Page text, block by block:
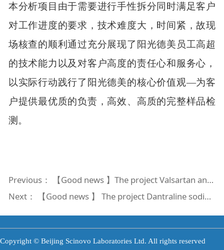
本分析项目由于需要进行手性拆分同时满足客户
对工作进度的要求，技术难度大，时间紧，故现
场核查的顺利通过充分展现了阳光德美员工高超
的技术能力以及对客户高度的责任心和服务心，
以实际行动践行了阳光德美的核心价值观—为客
户提供最优质的负责，高效、高质的完整样品检
测。
Previous：
【Good news 】The project Valsartan and Amlodipine Tablets(I) successfully had passed on-site inspection of CFDI
Next：
【Good news 】 The project Dantraline sodium successfully had passed on-site inspection of CFDI
Copyright © Beijing Scinovo Laboratories Ltd. All rights reserved